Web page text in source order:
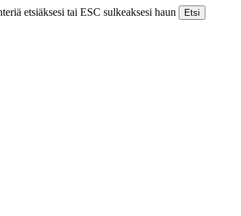
etsiäksesi tai ESC sulkeaksesi haun Etsi